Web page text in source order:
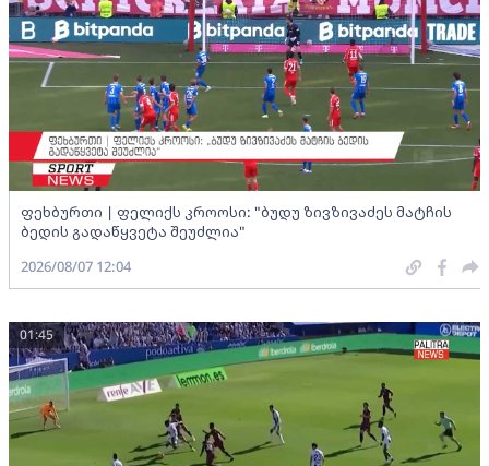
ფეხბურთი | ფელიქს კროოსი: "ბუდუ ზივზივაძეს მატჩის
ბედის გადაწყვეტა შეუძლია"
2026/08/07 12:04
01:45